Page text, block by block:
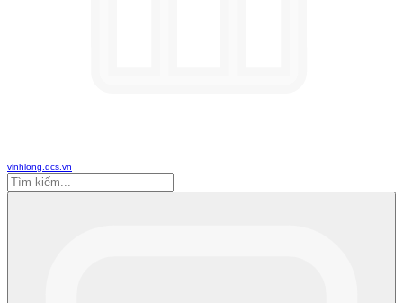
vinhlong.dcs.vn